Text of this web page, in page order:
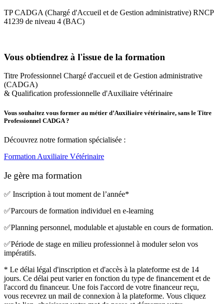
TP CADGA (Chargé d'Accueil et de Gestion administrative) RNCP
41239 de niveau 4 (BAC)
Vous obtiendrez à l'issue de la formation
Titre Professionnel Chargé d'accueil et de Gestion administrative
(CADGA)
& Qualification professionnelle d'Auxiliaire vétérinaire
Vous souhaitez vous former au métier d’Auxiliaire vétérinaire, sans le Titre
Professionnel CADGA ?
Découvrez notre formation spécialisée :
Formation Auxiliaire Vétérinaire
Je gère ma formation
✅ Inscription à tout moment de l’année*
✅Parcours de formation individuel en e-learning
✅Planning personnel, modulable et ajustable en cours de formation.
✅Période de stage en milieu professionnel à moduler selon vos
impératifs.
* Le délai légal d'inscription et d'accès à la plateforme est de 14
jours. Ce délai peut varier en fonction du type de financement et de
l'accord du financeur. Une fois l'accord de votre financeur reçu,
vous recevrez un mail de connexion à la plateforme. Vous cliquez